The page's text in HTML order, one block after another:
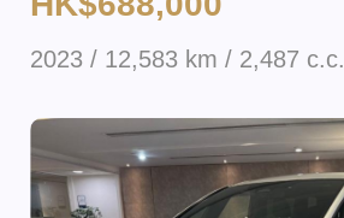
2023 / 12,583 km / 2,487 c.c.